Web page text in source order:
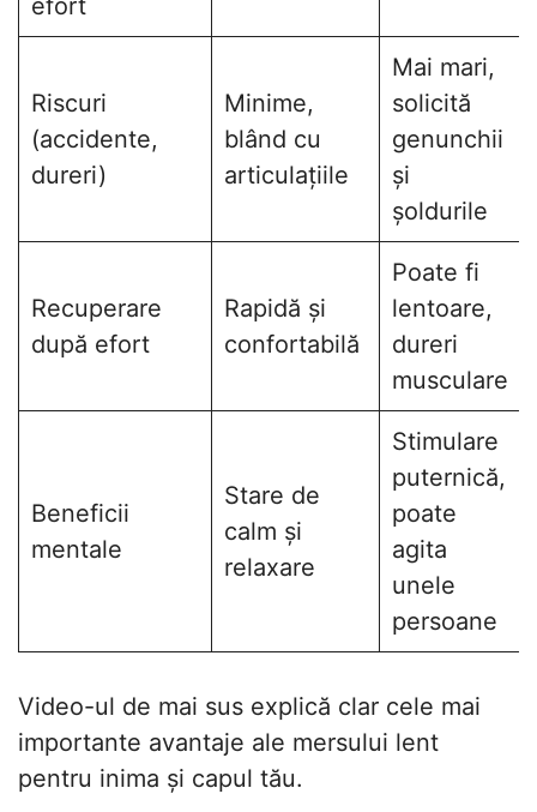
efort
Riscuri
(accidente,
dureri)
Minime,
blând cu
articulațiile
Mai mari,
solicită
genunchii
și
șoldurile
Recuperare
după efort
Rapidă și
confortabilă
Poate fi
lentoare,
dureri
musculare
Beneficii
mentale
Stare de
calm și
relaxare
Stimulare
puternică,
poate
agita
unele
persoane
Video-ul de mai sus explică clar cele mai
importante avantaje ale mersului lent
pentru inima și capul tău.